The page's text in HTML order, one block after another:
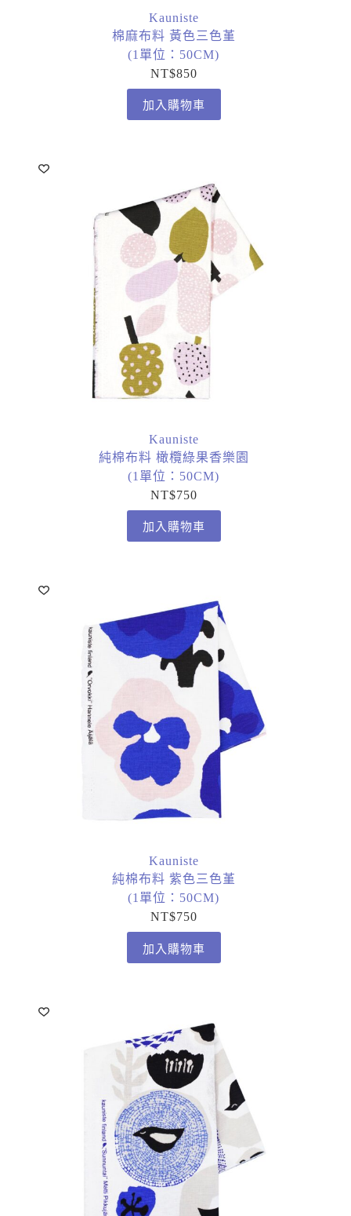
Kauniste
棉麻布料 黃色三色堇
(1單位：50CM)
NT$850
加入購物車
Kauniste
純棉布料 橄欖綠果香樂園
(1單位：50CM)
NT$750
加入購物車
Kauniste
純棉布料 紫色三色堇
(1單位：50CM)
NT$750
加入購物車